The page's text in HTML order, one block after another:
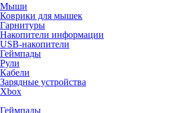
Мыши
Коврики для мышек
Гарнитуры
Накопители информации
USB-накопители
Геймпады
Рули
Кабели
Зарядные устройства
Xbox
Геймпады